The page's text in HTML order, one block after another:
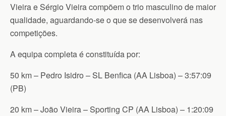
Vieira e Sérgio Vieira compõem o trio masculino de maior
qualidade, aguardando-se o que se desenvolverá nas
competições.
A equipa completa é constituída por:
50 km – Pedro Isidro – SL Benfica (AA Lisboa) – 3:57:09
(PB)
20 km – João Vieira – Sporting CP (AA Lisboa) – 1:20:09